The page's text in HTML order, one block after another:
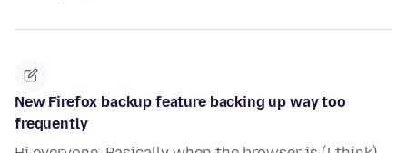
New Firefox backup feature backing up way too
frequently